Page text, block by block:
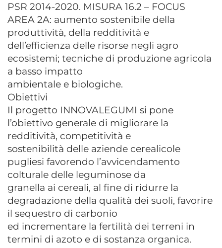
PSR 2014-2020. MISURA 16.2 – FOCUS
AREA 2A: aumento sostenibile della
produttività, della redditività e
dell’efficienza delle risorse negli agro
ecosistemi; tecniche di produzione agricola
a basso impatto
ambientale e biologiche.
Obiettivi
Il progetto INNOVALEGUMI si pone
l’obiettivo generale di migliorare la
redditività, competitività e
sostenibilità delle aziende cerealicole
pugliesi favorendo l’avvicendamento
colturale delle leguminose da
granella ai cereali, al fine di ridurre la
degradazione della qualità dei suoli, favorire
il sequestro di carbonio
ed incrementare la fertilità dei terreni in
termini di azoto e di sostanza organica.